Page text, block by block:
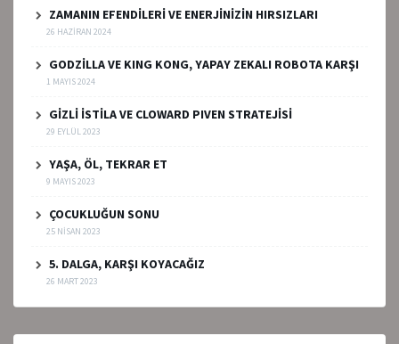
ZAMANIN EFENDİLERİ VE ENERJİNİZİN HIRSIZLARI
26 HAZIRAN 2024
GODZİLLA VE KING KONG, YAPAY ZEKALI ROBOTA KARŞI
1 MAYIS 2024
GİZLİ İSTİLA VE CLOWARD PIVEN STRATEJİSİ
29 EYLÜL 2023
YAŞA, ÖL, TEKRAR ET
9 MAYIS 2023
ÇOCUKLUĞUN SONU
25 NISAN 2023
5. DALGA, KARŞI KOYACAĞIZ
26 MART 2023